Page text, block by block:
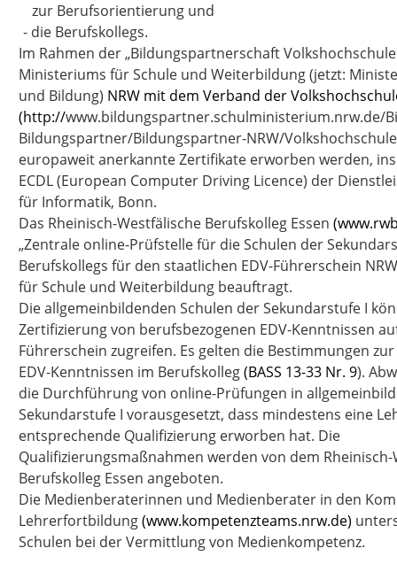
zur Berufsorientierung und
- die Berufskollegs.
Im Rahmen der „Bildungspartnerschaft
Ministeriums für Schule und Weiterbildung(jetzt:
und Bildung) NRW mit dem Verband der
(http://www.bildungspartner.schulministerium.nrw.de/
Bildungspartner/Bildungspartner-NRW/
europaweit anerkannte Zertifikate erworben werden,
ECDL (European Computer Driving Licence) der
für Informatik, Bonn.
Das Rheinisch-Westfälische Berufskolleg Essen
„Zentrale online-Prüfstelle für die Schulen der
Berufskollegs für den staatlichen EDV-Führerschein
für Schule und Weiterbildung beauftragt.
Die allgemeinbildenden Schulen der Sekundarstufe I
Zertifizierung von berufsbezogenen EDV-Kenntnissen
Führerschein zugreifen. Es gelten die Bestimmungen
EDV-Kenntnissen im Berufskolleg(BASS 13-33 Nr. 9).
die Durchführung von online-Prüfungen in
Sekundarstufe I vorausgesetzt, dass mindestens eine
entsprechende Qualifizierung erworben hat. Die
Qualifizierungsmaßnahmen werden von dem
Berufskolleg Essen angeboten.
Die Medienberaterinnen und Medienberater in den
Lehrerfortbildung(www.kompetenzteams.nrw.de)
Schulen bei der Vermittlung von Medienkompetenz.